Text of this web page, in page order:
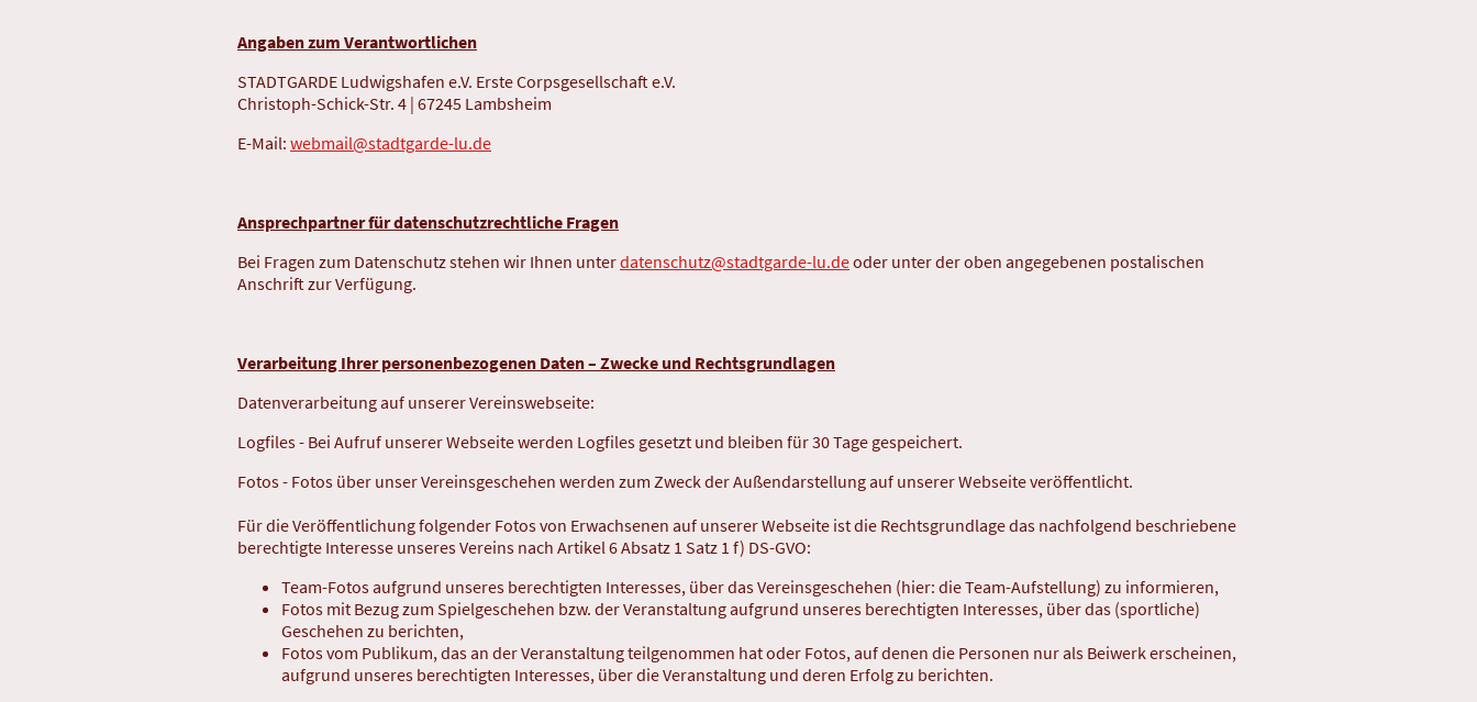
Angaben zum Verantwortlichen
STADTGARDE Ludwigshafen e.V. Erste Corpsgesellschaft e.V.
Christoph-Schick-Str. 4 | 67245 Lambsheim
E-Mail: webmail@stadtgarde-lu.de
Ansprechpartner für datenschutzrechtliche Fragen
Bei Fragen zum Datenschutz stehen wir Ihnen unterdatenschutz@stadtgarde-lu.deoder unter der oben angegebenen postalischen
Anschrift zur Verfügung.
Verarbeitung Ihrer personenbezogenen Daten – Zwecke und Rechtsgrundlagen
Datenverarbeitung auf unserer Vereinswebseite:
Logfiles - Bei Aufruf unserer Webseite werden Logfiles gesetzt und bleiben für 30 Tage gespeichert.
Fotos - Fotos über unser Vereinsgeschehen werden zum Zweck der Außendarstellung auf unserer Webseite veröffentlicht.
Für die Veröffentlichung folgender Fotos von Erwachsenen auf unserer Webseite ist die Rechtsgrundlage das nachfolgend beschriebene
berechtigte Interesse unseres Vereins nach Artikel 6 Absatz 1 Satz 1 f) DS-GVO:
Team-Fotos aufgrund unseres berechtigten Interesses, über das Vereinsgeschehen (hier: die Team-Aufstellung) zu informieren,
Fotos mit Bezug zum Spielgeschehen bzw. der Veranstaltung aufgrund unseres berechtigten Interesses, über das (sportliche)
Geschehen zu berichten,
Fotos vom Publikum, das an der Veranstaltung teilgenommen hat oder Fotos, auf denen die Personen nur als Beiwerk erscheinen,
aufgrund unseres berechtigten Interesses, über die Veranstaltung und deren Erfolg zu berichten.